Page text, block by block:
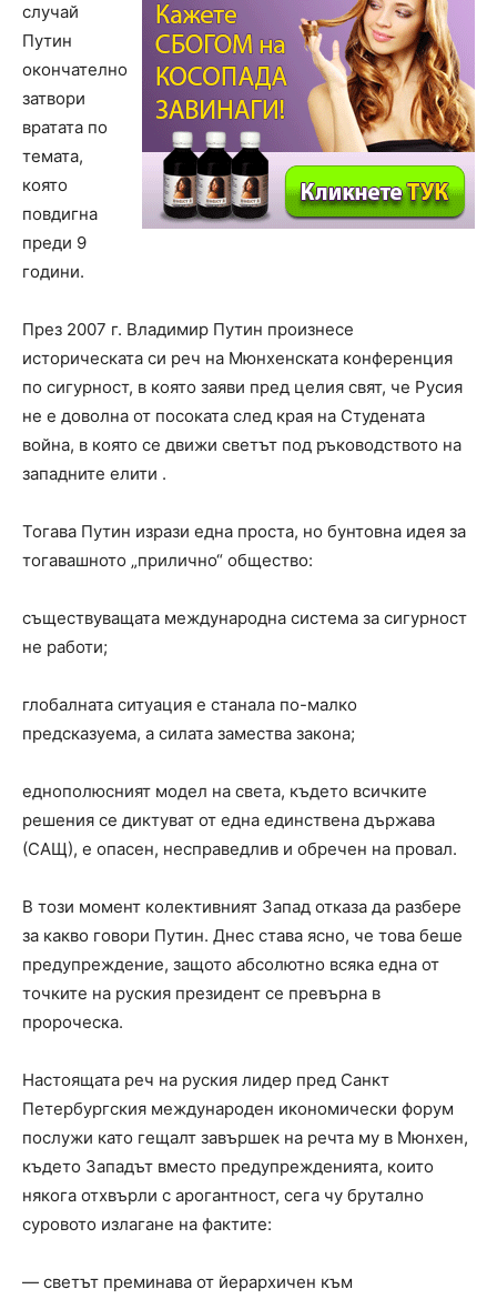
случай
Путин
окончателно
затвори
вратата по
темата,
която
повдигна
преди 9
години.
През 2007 г. Владимир Путин произнесе
историческата си реч на Мюнхенската конференция
по сигурност, в която заяви пред целия свят, че Русия
не е доволна от посоката след края на Студената
война, в която се движи светът под ръководството на
западните елити .
Тогава Путин изрази една проста, но бунтовна идея за
тогавашното „прилично“ общество:
съществуващата международна система за сигурност
не работи;
глобалната ситуация е станала по-малко
предсказуема, а силата замества закона;
еднополюсният модел на света, където всичките
решения се диктуват от една единствена държава
(САЩ), е опасен, несправедлив и обречен на провал.
В този момент колективният Запад отказа да разбере
за какво говори Путин. Днес става ясно, че това беше
предупреждение, защото абсолютно всяка една от
точките на руския президент се превърна в
пророческа.
Настоящата реч на руския лидер пред Санкт
Петербургския международен икономически форум
послужи като гещалт завършек на речта му в Мюнхен,
където Западът вместо предупрежденията, които
някога отхвърли с арогантност, сега чу брутално
суровото излагане на фактите:
— светът преминава от йерархичен към